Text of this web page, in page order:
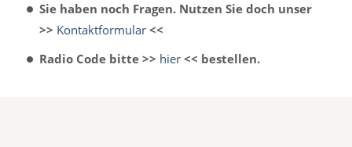
Sie haben noch Fragen. Nutzen Sie doch unser
>> Kontaktformular <<
Radio Code bitte >> hier << bestellen.